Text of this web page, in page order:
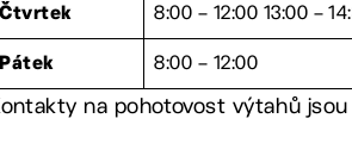
Čtvrtek 8:00 – 12:00 13:00 –
Pátek 8:00 – 12:00
na pohotovost výtahů